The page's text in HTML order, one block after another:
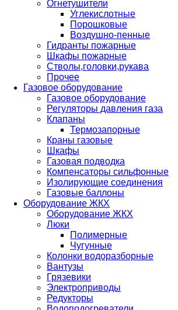
Огнетушители
Углекислотные
Порошковые
Воздушно-пенные
Гидранты пожарные
Шкафы пожарные
Стволы,головки,рукава
Прочее
Газовое оборудование
Газовое оборудование
Регуляторы давления газа
Клапаны
Термозапорные
Краны газовые
Шкафы
Газовая подводка
Компенсаторы сильфонные
Изолирующие соединения
Газовые баллоны
Оборудование ЖКХ
Оборудование ЖКХ
Люки
Полимерные
Чугунные
Колонки водоразборные
Вантузы
Грязевики
Электроприводы
Редукторы